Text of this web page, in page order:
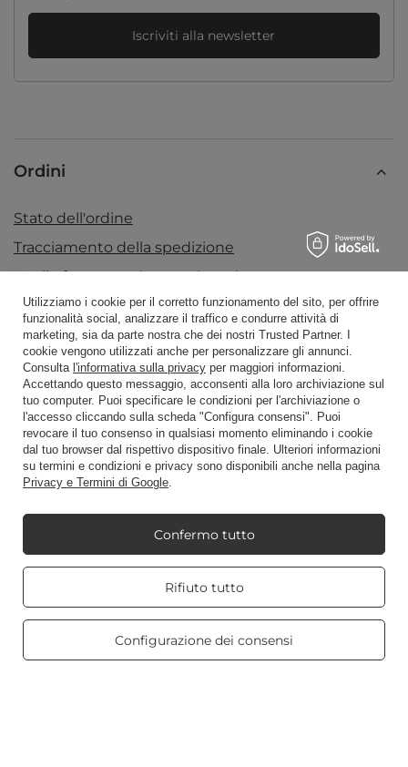
Iscriviti alla newsletter
Ordini
Stato dell'ordine
Tracciamento della spedizione
Voglio fare un reclamo sul prodotto
Voglio restituire un prodotto
Voglio scambiare la merce
Contatto
Conto
Mio Candle World
Informazioni sul prodotto
Utilizziamo i cookie per il corretto funzionamento del sito, per offrire
funzionalità social, analizzare il traffico e condurre attività di
marketing, sia da parte nostra che dei nostri Trusted Partner. I
cookie vengono utilizzati anche per personalizzare gli annunci.
Consulta l'informativa sulla privacy per maggiori informazioni.
Accettando questo messaggio, acconsenti alla loro archiviazione sul
tuo computer. Puoi specificare le condizioni per l'archiviazione o
l'accesso cliccando sulla scheda "Configura consensi". Puoi
revocare il tuo consenso in qualsiasi momento eliminando i cookie
dal tuo browser dal rispettivo dispositivo finale. Ulteriori informazioni
su termini e condizioni e privacy sono disponibili anche nella pagina
Privacy e Termini di Google.
Rifiuto tutto
Configurazione dei consensi
Confermo tutto